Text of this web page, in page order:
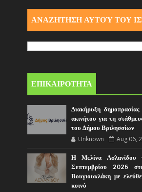
ΑΝΑΖΗΤΗΣΗ ΑΥΤΟΎ ΤΟΥ
ΕΠΙΚΑΙΡΟΤΗΤΑ
Διακήρυξη
ακινήτου για τη
του Δήμου Βριλησσίων
Unknown Aug 06,
Η Μελίνα Ασλανίδου
Σεπτεμβρίου 2026
Βουγιουκλάκη με
κοινό